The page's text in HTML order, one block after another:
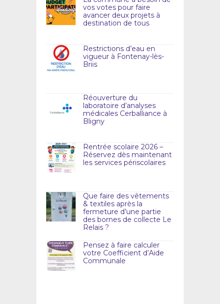
vos votes pour faire
avancer deux projets à
destination de tous
Restrictions d’eau en
vigueur à Fontenay-lès-
Briis
Réouverture du
laboratoire d’analyses
médicales Cerballiance à
Bligny
Rentrée scolaire 2026 –
Réservez dès maintenant
les services périscolaires
Que faire des vêtements
& textiles après la
fermeture d’une partie
des bornes de collecte Le
Relais ?
Pensez à faire calculer
votre Coefficient d’Aide
Communale